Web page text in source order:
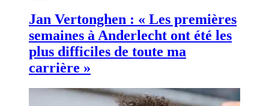
Jan Vertonghen : « Les premières
semaines à Anderlecht ont été les
plus difficiles de toute ma
carrière »